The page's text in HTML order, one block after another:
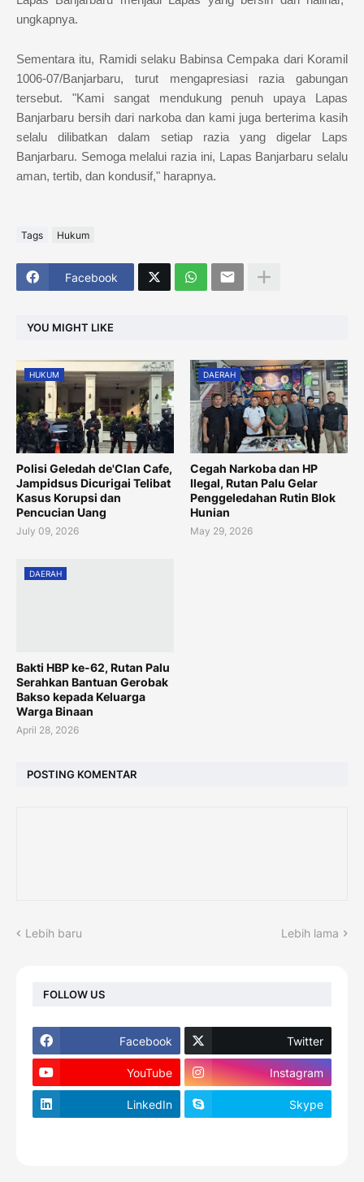
ungkapnya.
Sementara itu, Ramidi selaku Babinsa Cempaka dari Koramil
1006-07/Banjarbaru, turut mengapresiasi razia gabungan
tersebut. "Kami sangat mendukung penuh upaya Lapas
Banjarbaru bersih dari narkoba dan kami juga berterima kasih
selalu dilibatkan dalam setiap razia yang digelar Laps
Banjarbaru. Semoga melalui razia ini, Lapas Banjarbaru selalu
aman, tertib, dan kondusif," harapnya.
Tags Hukum
Facebook
YOU MIGHT LIKE
HUKUM
Polisi Geledah de'Clan Cafe,
Jampidsus Dicurigai Telibat
Kasus Korupsi dan
Pencucian Uang
July 09, 2026
DAERAH
Cegah Narkoba dan HP
Ilegal, Rutan Palu Gelar
Penggeledahan Rutin Blok
Hunian
May 29, 2026
DAERAH
Bakti HBP ke-62, Rutan Palu
Serahkan Bantuan Gerobak
Bakso kepada Keluarga
Warga Binaan
April 28, 2026
POSTING KOMENTAR
Lebih baru Lebih lama
FOLLOW US
Facebook Twitter
YouTube Instagram
LinkedIn Skype